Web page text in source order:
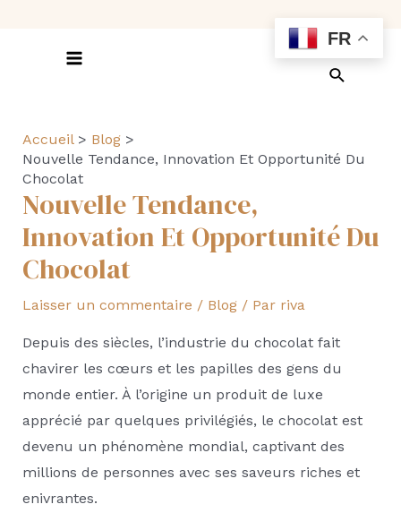
Accueil
Blog
Nouvelle Tendance, Innovation Et Opportunité Du
Chocolat
Nouvelle Tendance,
Innovation Et Opportunité Du
Chocolat
Laisser un commentaire / Blog/ Par riva
Depuis des siècles, l’industrie du chocolat fait
chavirer les cœurs et les papilles des gens du
monde entier. À l’origine un produit de luxe
apprécié par quelques privilégiés, le chocolat est
devenu un phénomène mondial, captivant des
millions de personnes avec ses saveurs riches et
enivrantes.
FR